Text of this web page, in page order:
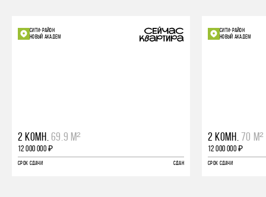
СИТИ-РАЙОН
НОВЫЙ АКАДЕМ
2 КОМН. 69.9 М²
12 000 000 ₽
СРОК СДАЧИ СДАН
СИТИ-РАЙОН
НОВЫЙ АКАДЕМ
2 КОМН. 70 М²
12 000 000 ₽
СРОК СДАЧИ